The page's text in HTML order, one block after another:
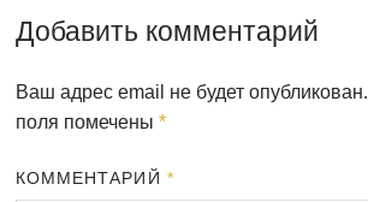
Добавить комментарий
Ваш адрес email не будет опубликован.
поля помечены *
КОММЕНТАРИЙ *